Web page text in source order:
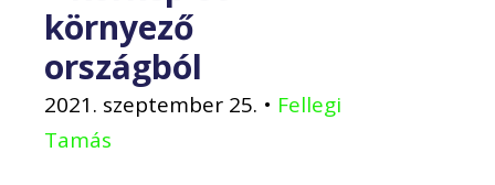
környező
országból
2021. szeptember 25. • Fellegi
Tamás